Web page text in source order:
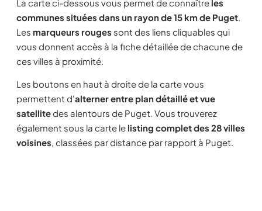
La carte ci-dessous vous permet de connaître les
communes situées dans un rayon de 15 km de Puget.
Les marqueurs rouges sont des liens cliquables qui
vous donnent accès à la fiche détaillée de chacune de
ces villes à proximité.
Les boutons en haut à droite de la carte vous
permettent d'alterner entre plan détaillé et vue
satellitedes alentours de Puget. Vous trouverez
également sous la carte le listing complet des 28 villes
voisines, classées par distance par rapport à Puget.